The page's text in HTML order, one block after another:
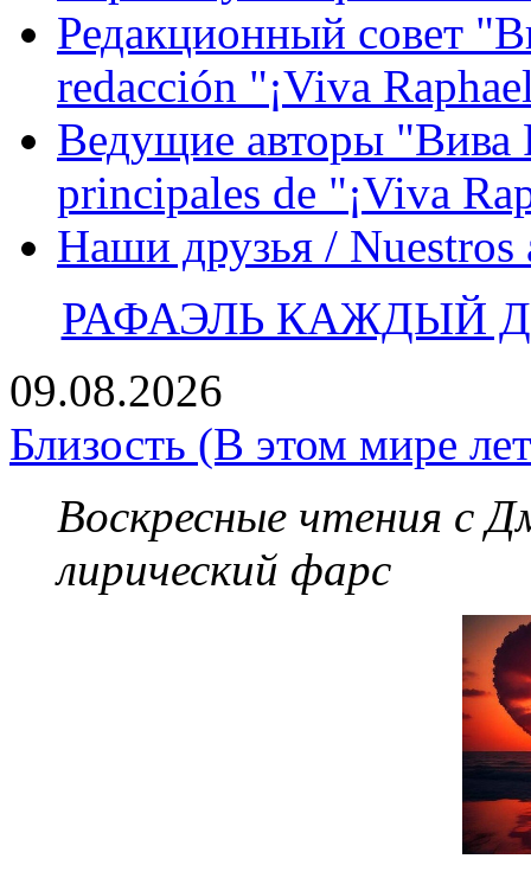
Редакционный совет
redacción "¡Viva
Ведущие авторы "Вива
principales de "¡Viva
Наши друзья / Nuestros
РАФАЭЛЬ КАЖДЫЙ
09.08.2026
Близость (В этом мире
Воскресные чтения с
лирический фарс